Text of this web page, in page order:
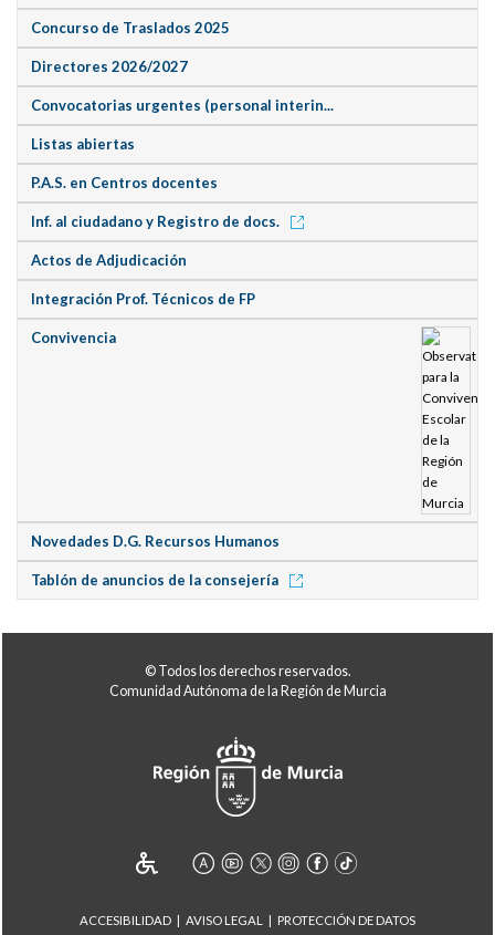
Concurso de Traslados 2025
Directores 2026/2027
Convocatorias urgentes (personal interin...
Listas abiertas
P.A.S. en Centros docentes
Inf. al ciudadano y Registro de docs.
Actos de Adjudicación
Integración Prof. Técnicos de FP
Convivencia
Novedades D.G. Recursos Humanos
Tablón de anuncios de la consejería
© Todos los derechos reservados.
Comunidad Autónoma de la Región de Murcia
ACCESIBILIDAD AVISO LEGAL PROTECCIÓN DE DATOS